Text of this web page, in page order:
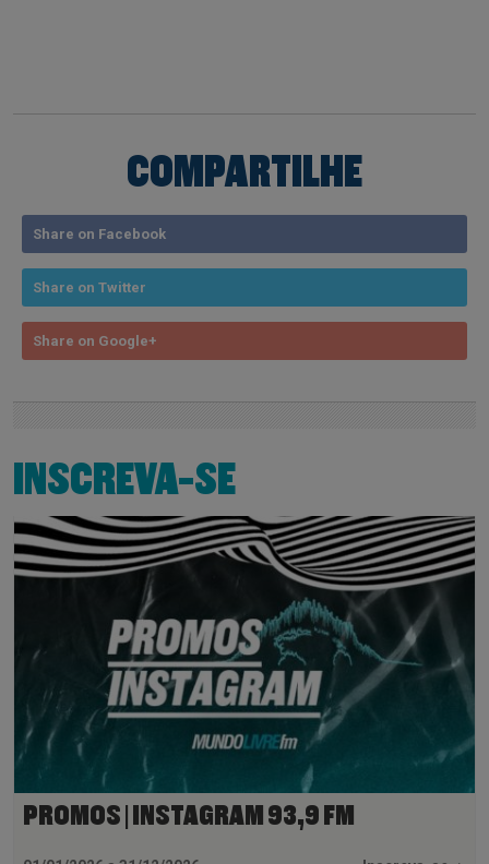
COMPARTILHE
Share on Facebook
Share on Twitter
Share on Google+
INSCREVA-SE
PROMOS | INSTAGRAM 93,9 FM